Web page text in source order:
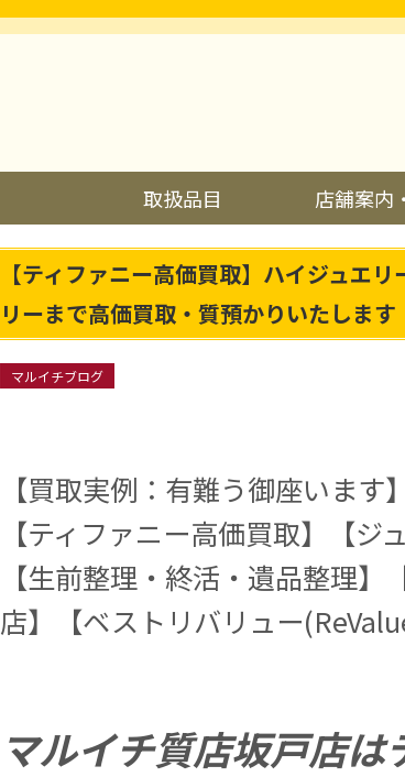
取扱品目 店舗案内
【ティファニー高価買取】ハイジュエ
リーまで高価買取・質預かりいたします
マルイチブログ
【買取実例：有難う御座います
【ティファニー高価買取】【ジ
【生前整理・終活・遺品整理
店】【ベストリバリュー
マルイチ質店坂戸店は